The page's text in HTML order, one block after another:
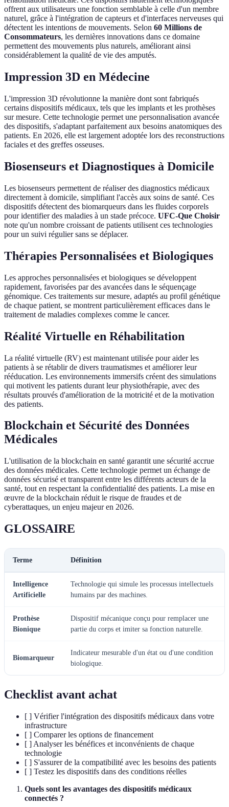
offrent aux utilisateurs une fonction semblable à celle d'un membre
naturel, grâce à l'intégration de capteurs et d'interfaces nerveuses qui
détectent les intentions de mouvements. Selon 60 Millions de
Consommateurs, les dernières innovations dans ce domaine
permettent des mouvements plus naturels, améliorant ainsi
considérablement la qualité de vie des amputés.
Impression 3D en Médecine
L'impression 3D révolutionne la manière dont sont fabriqués
certains dispositifs médicaux, tels que les implants et les prothèses
sur mesure. Cette technologie permet une personnalisation avancée
des dispositifs, s'adaptant parfaitement aux besoins anatomiques des
patients. En 2026, elle est largement adoptée lors des reconstructions
faciales et des greffes osseuses.
Biosenseurs et Diagnostiques à Domicile
Les biosenseurs permettent de réaliser des diagnostics médicaux
directement à domicile, simplifiant l'accès aux soins de santé. Ces
dispositifs détectent des biomarqueurs dans les fluides corporels
pour identifier des maladies à un stade précoce. UFC-Que Choisir
note qu'un nombre croissant de patients utilisent ces technologies
pour un suivi régulier sans se déplacer.
Thérapies Personnalisées et Biologiques
Les approches personnalisées et biologiques se développent
rapidement, favorisées par des avancées dans le séquençage
génomique. Ces traitements sur mesure, adaptés au profil génétique
de chaque patient, se montrent particulièrement efficaces dans le
traitement de maladies complexes comme le cancer.
Réalité Virtuelle en Réhabilitation
La réalité virtuelle (RV) est maintenant utilisée pour aider les
patients à se rétablir de divers traumatismes et améliorer leur
rééducation. Les environnements immersifs créent des simulations
qui motivent les patients durant leur physiothérapie, avec des
résultats prouvés d'amélioration de la motricité et de la motivation
des patients.
Blockchain et Sécurité des Données
Médicales
L'utilisation de la blockchain en santé garantit une sécurité accrue
des données médicales. Cette technologie permet un échange de
données sécurisé et transparent entre les différents acteurs de la
santé, tout en respectant la confidentialité des patients. La mise en
œuvre de la blockchain réduit le risque de fraudes et de
cyberattaques, un enjeu majeur en 2026.
GLOSSAIRE
Terme Définition
Intelligence
Artificielle
Technologie qui simule les processus intellectuels
humains par des machines.
Prothèse
Bionique
Dispositif mécanique conçu pour remplacer une
partie du corps et imiter sa fonction naturelle.
Biomarqueur
Indicateur mesurable d'un état ou d'une condition
biologique.
Checklist avant achat
[ ] Vérifier l'intégration des dispositifs médicaux dans votre
infrastructure
[ ] Comparer les options de financement
[ ] Analyser les bénéfices et inconvénients de chaque
technologie
[ ] S'assurer de la compatibilité avec les besoins des patients
[ ] Testez les dispositifs dans des conditions réelles
Quels sont les avantages des dispositifs médicaux
connectés ?